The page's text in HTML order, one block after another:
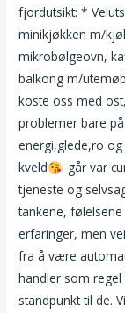
fjordutsikt: *
minikjøkken m/
mikrobølgeovn,
balkong m/
koste oss med
problemer bare
energi,glede,ro
kveld
I går var
tjeneste og
tankene,
erfaringer, men
fra å være
handler som
standpunkt til de.